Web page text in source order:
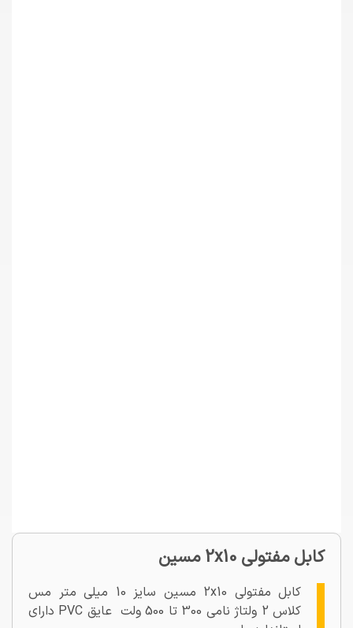
کابل مفتولی 2x10 مسین
کابل مفتولی 2x10 مسین سایز 10 میلی متر مس
کلاس 2 ولتاژ نامی 300 تا 500 ولت عایق PVC دارای